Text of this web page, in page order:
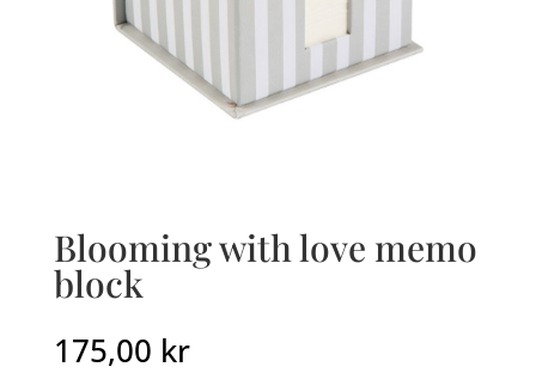
Blooming with love memo
block
175,00 kr